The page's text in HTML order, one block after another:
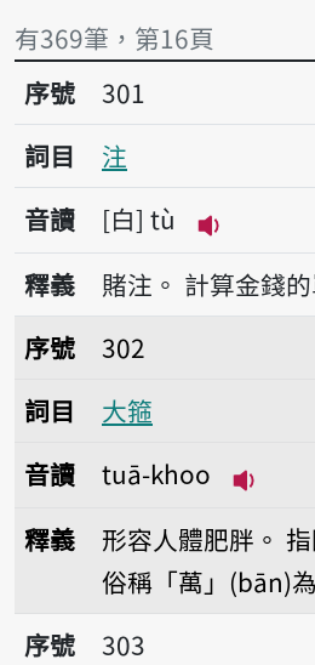
有369筆，第16頁
序號301注
序號
301
詞目
注
音讀
白 tù
播放音
釋義 賭注。 計算金錢的
序號302大箍
序號
302
詞目
大箍
音讀
tuā-khoo
釋義 形容人體肥胖。
俗稱「萬」(bān)
序號303大本
序號
303